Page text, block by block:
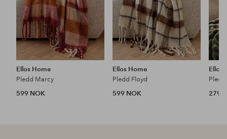
Ellos Home
Pledd Marcy
599 NOK
Ellos Home
Pledd Floyd
599 NOK
Ellos
279